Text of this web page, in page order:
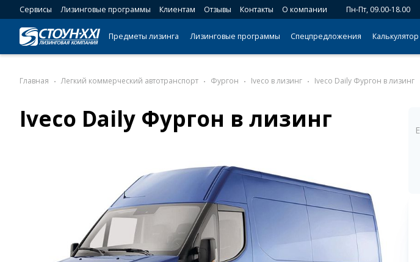
Сервисы Лизинговые программы Клиентам Отзывы Контакты О компании Пн-Пт, 09.00-18.00
Предметы лизинга Лизинговые программы Спецпредложения
Главная Легкий коммерческий автотранспорт Фургон Iveco в лизинг Iveco Daily Фургон в лизинг
Iveco Daily Фургон в лизинг